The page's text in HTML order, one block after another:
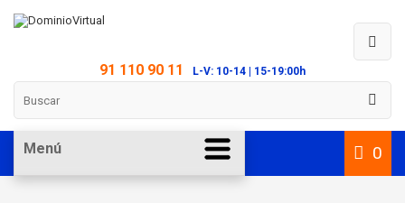
91 110 90 11 L-V: 10-14 | 15-19:00h
0
Menú